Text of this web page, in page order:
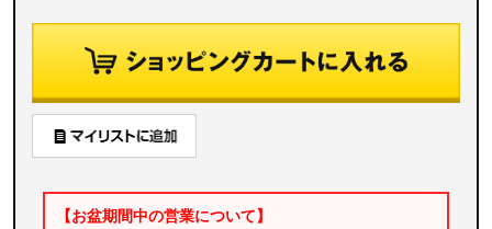
【お盆期間中の営業について】